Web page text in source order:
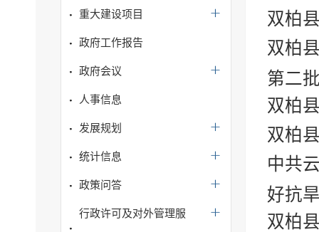
重大建设项目
政府工作报告
政府会议
人事信息
发展规划
统计信息
政策问答
行政许可及对外管理服
双柏
双柏
第二
双柏
双柏
中共
好抗
双柏